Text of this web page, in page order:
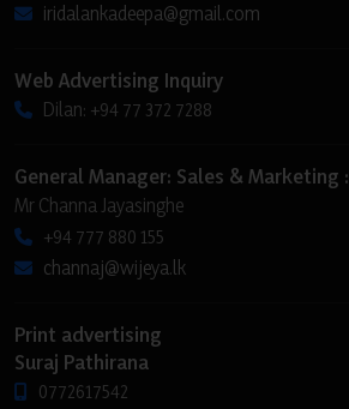
iridalankadeepa@gmail.com
Web Advertising Inquiry
Dilan: +94 77 372 7288
General Manager: Sales & Marketing :
Mr Channa Jayasinghe
+94 777 880 155
channaj@wijeya.lk
Print advertising
Suraj Pathirana
0772617542